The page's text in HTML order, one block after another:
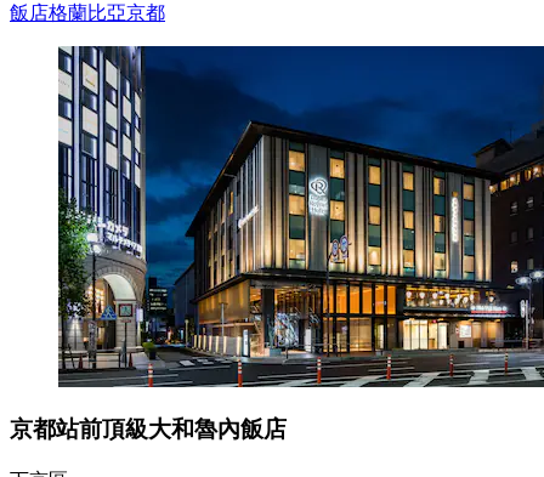
飯店格蘭比亞京都
京都站前頂級大和魯內飯店